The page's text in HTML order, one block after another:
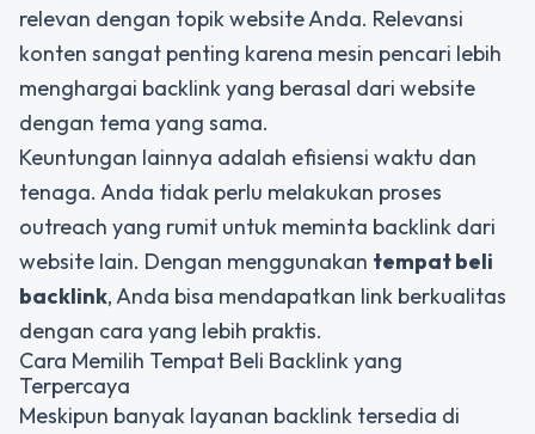
relevan dengan topik website Anda. Relevansi
konten sangat penting karena mesin pencari lebih
menghargai backlink yang berasal dari website
dengan tema yang sama.
Keuntungan lainnya adalah efisiensi waktu dan
tenaga. Anda tidak perlu melakukan proses
outreach yang rumit untuk meminta backlink dari
website lain. Dengan menggunakan tempat beli
backlink, Anda bisa mendapatkan link berkualitas
dengan cara yang lebih praktis.
Cara Memilih Tempat Beli Backlink yang
Terpercaya
Meskipun banyak layanan backlink tersedia di